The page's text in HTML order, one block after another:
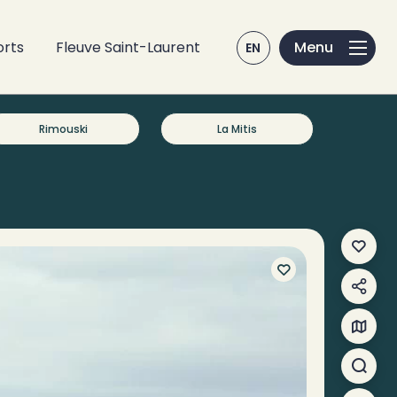
Fleuve Saint-Laurent EN
Mes
Carte
Rimouski La Mitis